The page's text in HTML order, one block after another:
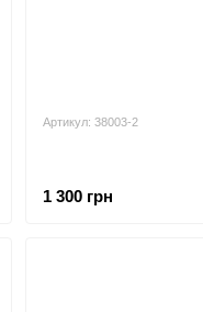
Артикул: 38003-2
1 300 грн